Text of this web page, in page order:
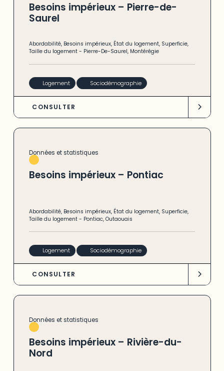
Besoins impérieux – Pierre-de-
Saurel
Abordabilité, Besoins impérieux, État du logement, Superficie,
Taille du logement - Pierre-De-Saurel, Montérégie
Logement Sociodémographie
CONSULTER
Données et statistiques
Besoins impérieux – Pontiac
Abordabilité, Besoins impérieux, État du logement, Superficie,
Taille du logement - Pontiac,Outaouais
Logement Sociodémographie
CONSULTER
Données et statistiques
Besoins impérieux – Rivière-du-
Nord